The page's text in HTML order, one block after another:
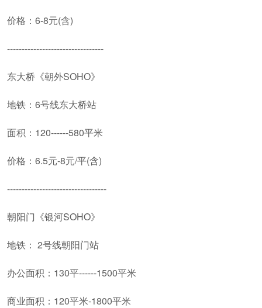
价格：6-8元(含)
---------------------------------
东大桥《朝外SOHO》
地铁：6号线东大桥站
面积：120------580平米
价格：6.5元-8元/平(含)
----------------------------------
朝阳门《银河SOHO》
地铁： 2号线朝阳门站
办公面积：130平------1500平米
商业面积：120平米-1800平米